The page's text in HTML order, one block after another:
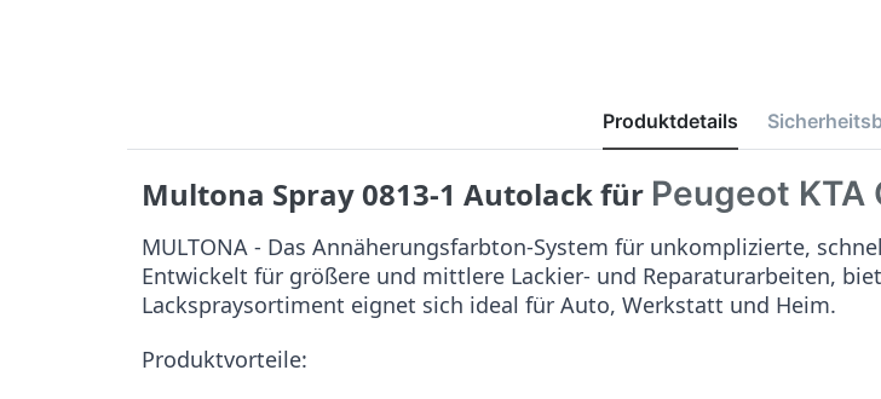
Produktdetails
Multona Spray 0813-1 Autolack für Peugeot KTA
MULTONA - Das Annäherungsfarbton-System für unkomplizierte,
Entwickelt für größere und mittlere Lackier- und Reparaturarbeiten,
Lackspraysortiment eignet sich ideal für Auto, Werkstatt und Heim.
Produktvorteile: